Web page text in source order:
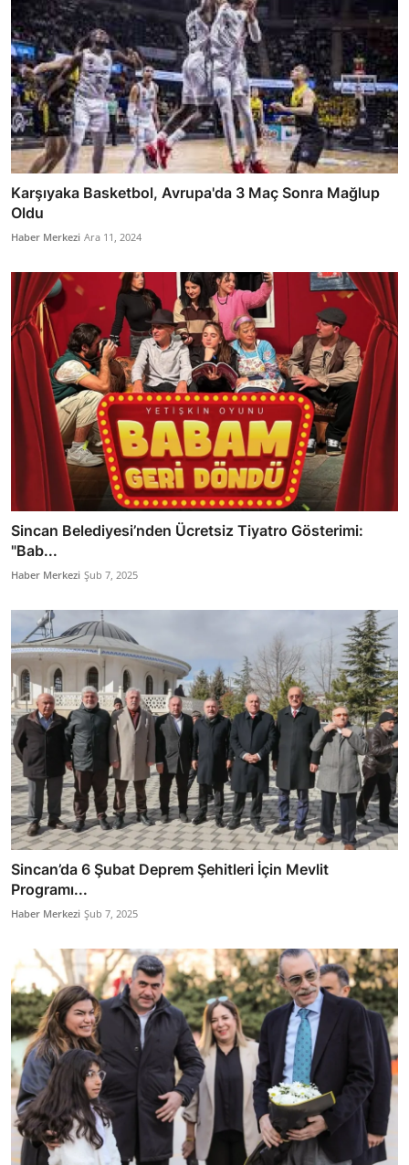
Karşıyaka Basketbol, Avrupa'da 3 Maç Sonra Mağlup
Oldu
Haber Merkezi Ara 11, 2024
Sincan Belediyesi’nden Ücretsiz Tiyatro Gösterimi:
"Bab...
Haber Merkezi Şub 7, 2025
Sincan’da 6 Şubat Deprem Şehitleri İçin Mevlit
Programı...
Haber Merkezi Şub 7, 2025